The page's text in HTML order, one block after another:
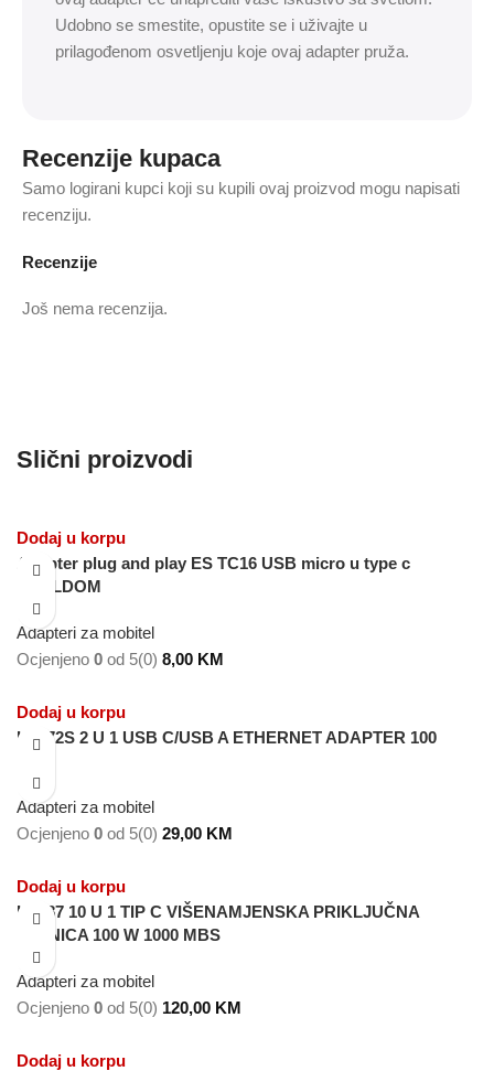
Udobno se smestite, opustite se i uživajte u
prilagođenom osvetljenju koje ovaj adapter pruža.
Recenzije kupaca
Recenzije
Još nema recenzija.
Samo logirani kupci koji su kupili ovaj proizvod mogu napisati
recenziju.
Slični proizvodi
Dodaj u korpu
Adapter plug and play ES TC16 USB micro u type c
EARLDOM
Adapteri za mobitel
Ocjenjeno 0 od 5(0) 8,00 KM
Dodaj u korpu
HC-72S 2 U 1 USB C/USB A ETHERNET ADAPTER 100
Adapteri za mobitel
Ocjenjeno 0 od 5(0) 29,00 KM
Dodaj u korpu
HC-87 10 U 1 TIP C VIŠENAMJENSKA PRIKLJUČNA
STANICA 100 W 1000 MBS
Adapteri za mobitel
Ocjenjeno 0 od 5(0) 120,00 KM
Dodaj u korpu